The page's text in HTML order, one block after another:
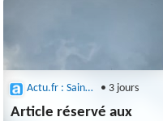
Actu.fr : Saint-Etienne • 3 jours
Article réservé aux